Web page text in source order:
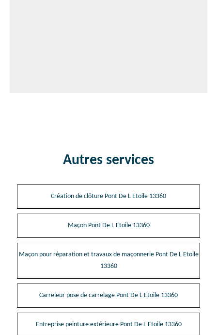
Autres services
Création de clôture Pont De L Etoile 13360
Maçon Pont De L Etoile 13360
Maçon pour réparation et travaux de maçonnerie Pont De L Etoile
13360
Carreleur pose de carrelage Pont De L Etoile 13360
Entreprise peinture extérieure Pont De L Etoile 13360